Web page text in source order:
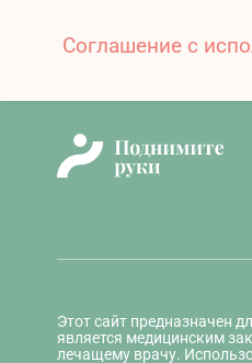
Этот сайт предназначен
является медицинским
лечащему врачу.
Соглашение с